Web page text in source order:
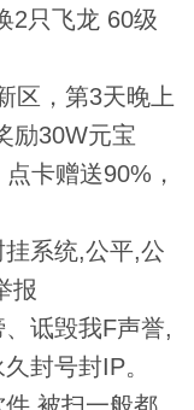
2只飞龙 60级
区，第3天晚上
励30W元宝
卡赠送90%，
挂系统,公平,公
报
、诋毁我F声誉,
封号封IP。